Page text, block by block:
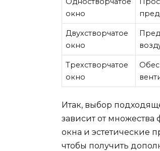
окно
Двухстворчатое
окно
Трехстворчатое
окно
Итак, выбор
зависит от
окна и эстетические
чтобы получить